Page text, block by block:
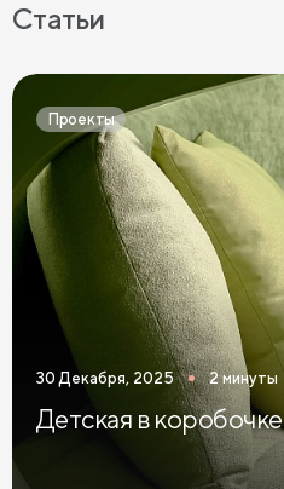
Бежевые комоды в спальню
Зеленые комоды в спальню
Розовые комоды в спальню
Комоды Дуб Сонома
Комоды 3 ящика Комоды 5
Широкие комоды
Статьи
Проекты
30 Декабря, 2025 2 минуты
Детская в